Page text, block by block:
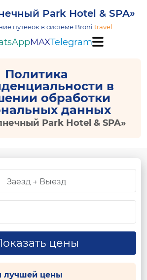
Park Hotel & SPA»
путевок в системе Broni. travel
MAXTelegram
Политика
в
обработки
данных
Park Hotel & SPA»
цены
лучшей цены